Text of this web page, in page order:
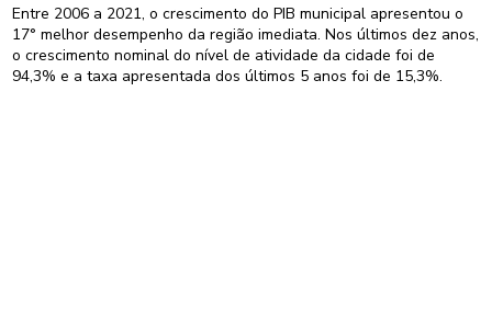
Entre 2006 a 2021, o crescimento do PIB municipal apresentou o
17° melhor desempenho da região imediata. Nos últimos dez anos,
o crescimento nominal do nível de atividade da cidade foi de
94,3% e a taxa apresentada dos últimos 5 anos foi de 15,3%.